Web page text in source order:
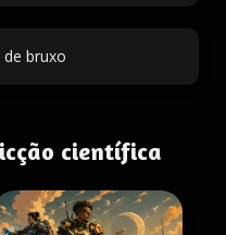
bruxo
científica